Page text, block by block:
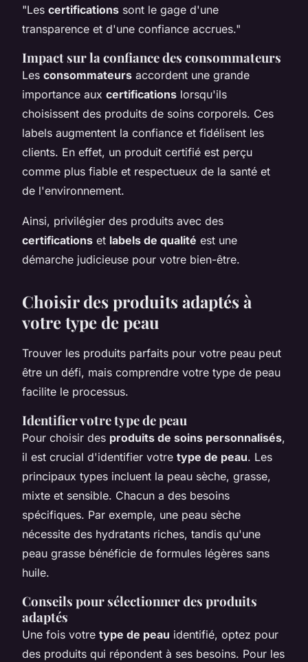
"Les certifications sont le gage d'une
transparence et d'une confiance accrues."
Impact sur la confiance des consommateurs
Les consommateurs accordent une grande
importance aux certifications lorsqu'ils
choisissent des produits de soins corporels. Ces
labels augmentent la confiance et fidélisent les
clients. En effet, un produit certifié est perçu
comme plus fiable et respectueux de la santé et
de l'environnement.
Ainsi, privilégier des produits avec des
certifications et labels de qualité est une
démarche judicieuse pour votre bien-être.
Choisir des produits adaptés à
votre type de peau
Trouver les produits parfaits pour votre peau peut
être un défi, mais comprendre votre type de peau
facilite le processus.
Identifier votre type de peau
Pour choisir des produits de soins personnalisés,
il est crucial d'identifier votre type de peau. Les
principaux types incluent la peau sèche, grasse,
mixte et sensible. Chacun a des besoins
spécifiques. Par exemple, une peau sèche
nécessite des hydratants riches, tandis qu'une
peau grasse bénéficie de formules légères sans
huile.
Conseils pour sélectionner des produits
adaptés
Une fois votre type de peau identifié, optez pour
des produits qui répondent à ses besoins. Pour les